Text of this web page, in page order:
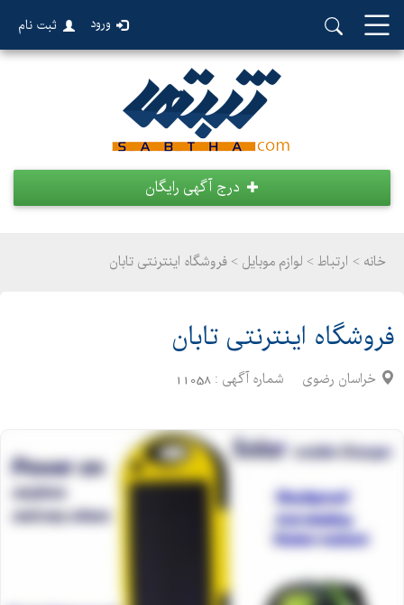
ورود ثبت نام
درج آگهی رایگان
خانه > ارتباط > لوازم موبایل > فروشگاه اینترنتی تابان
فروشگاه اینترنتی تابان
خراسان رضوی شماره آگهی : 11058